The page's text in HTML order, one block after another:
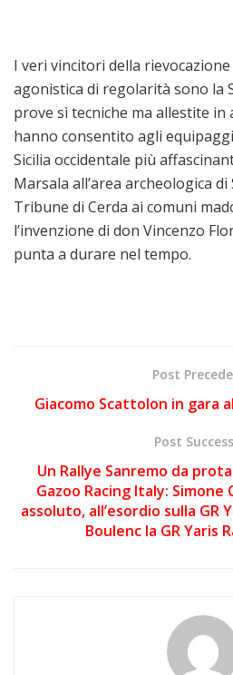
I veri vincitori della
agonistica di regolarità sono la
prove sì tecniche ma allestite
hanno consentito agli
Sicilia occidentale più
Marsala all’area archeologica
Tribune di Cerda ai comuni
l’invenzione di don Vincenzo
punta a durare nel tempo.
Post
Giacomo Scattolon in gara
Post
Un Rallye Sanremo da
Gazoo Racing Italy:
assoluto, all’esordio sulla GR
Boulenc la GR Yaris